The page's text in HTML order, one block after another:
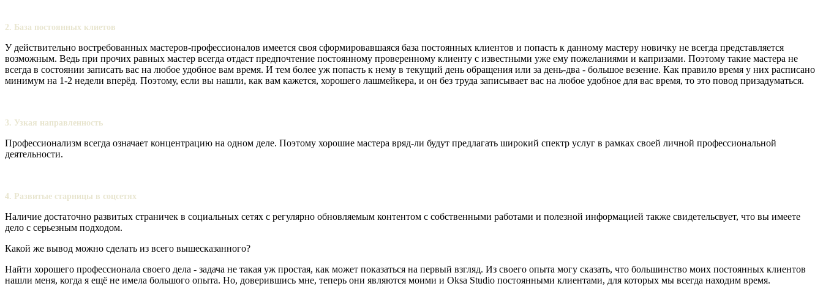
2. База постоянных клиетов
У действительно востребованных мастеров-профессионалов имеется своя сформировавшаяся база постоянных клиентов и попасть к данному мастеру новичку не всегда представляется
возможным. Ведь при прочих равных мастер всегда отдаст предпочтение постоянному проверенному клиенту с известными уже ему пожеланиями и капризами. Поэтому такие мастера не
всегда в состоянии записать вас на любое удобное вам время. И тем более уж попасть к нему в текущий день обращения или за день-два - большое везение. Как правило время у них расписано
минимум на 1-2 недели вперёд. Поэтому, если вы нашли, как вам кажется, хорошего лашмейкера, и он без труда записывает вас на любое удобное для вас время, то это повод призадуматься.
3. Узкая направленность
Профессионализм всегда означает концентрацию на одном деле. Поэтому хорошие мастера вряд-ли будут предлагать широкий спектр услуг в рамках своей личной профессиональной
деятельности.
4. Развитые старницы в соцсетях
Наличие достаточно развитых страничек в социальных сетях с регулярно обновляемым контентом с собственными работами и полезной информацией также свидетельсвует, что вы имеете
дело с серьезным подходом.
Какой же вывод можно сделать из всего вышесказанного?
Найти хорошего профессионала своего дела - задача не такая уж простая, как может показаться на первый взгляд. Из своего опыта могу сказать, что большинство моих постоянных клиентов
нашли меня, когда я ещё не имела большого опыта. Но, доверившись мне, теперь они являются моими и Oksa Studio постоянными клиентами, для которых мы всегда находим время.